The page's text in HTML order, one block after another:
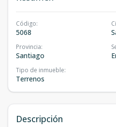
Código:
5068
Provincia:
Santiago
Tipo de inmueble:
Terrenos
Descripción